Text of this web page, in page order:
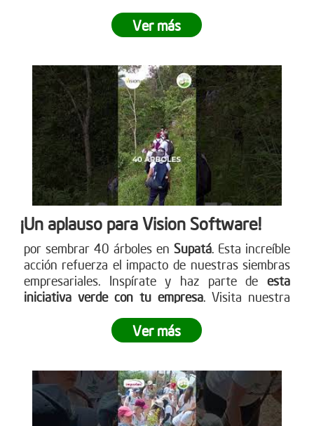
significativa en nuestro planeta.¿Listo para dejar
tu propia huella? Únete a este movimiento verde y
nuestra página web para más información sobre
cómo puedes participar. www.reddearboles.org
Ver más
¡Un aplauso para Vision Software!
por sembrar 40 árboles en Supatá. Esta increíble
acción refuerza el impacto de nuestras siembras
empresariales. Inspírate y haz parte deesta
iniciativa verde con tu empresa. Visita nuestra
www.reddearboles.orgVer más